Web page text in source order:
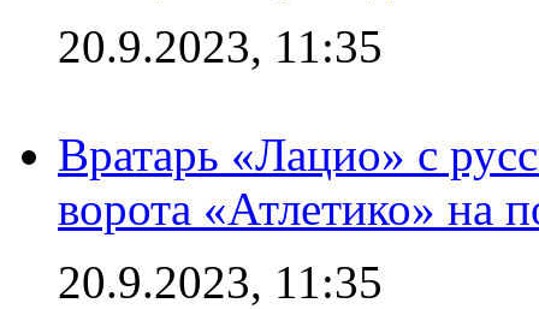
20.9.2023, 11:35
Вратарь «Лацио» с
ворота «Атлетико» на
20.9.2023, 11:35